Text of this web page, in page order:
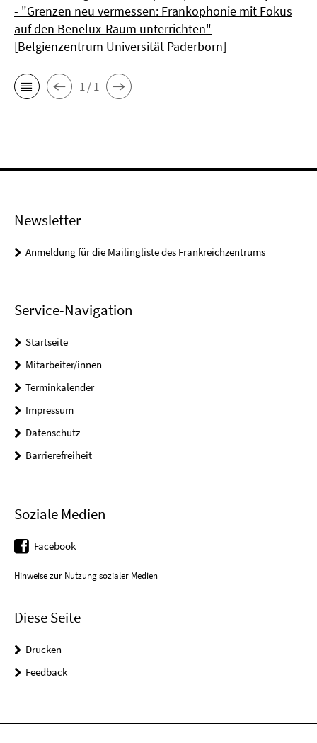
- "Grenzen neu vermessen: Frankophonie mit Fokus
auf den Benelux-Raum unterrichten"
[Belgienzentrum Universität Paderborn]
1 / 1
Newsletter
Anmeldung für die Mailingliste des Frankreichzentrums
Service-Navigation
Startseite
Mitarbeiter/innen
Terminkalender
Impressum
Datenschutz
Barrierefreiheit
Soziale Medien
Facebook
Hinweise zur Nutzung sozialer Medien
Diese Seite
Drucken
Feedback